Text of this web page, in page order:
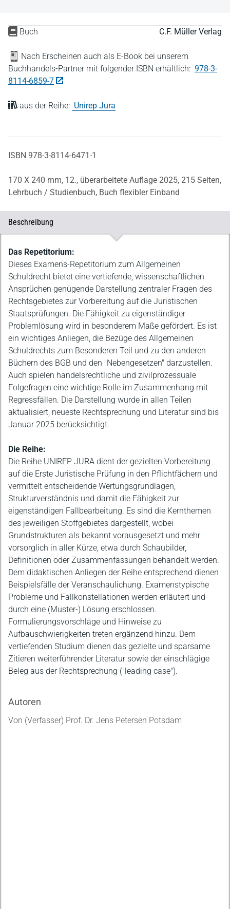
Buch C.F. Müller Verlag
Nach Erscheinen auch als E-Book bei unserem
Buchhandels-Partner mit folgender ISBN erhältlich: 978-3-
8114-6859-7
aus der Reihe: Unirep Jura
ISBN 978-3-8114-6471-1
170 X 240 mm, 12., überarbeitete Auflage 2025, 215 Seiten,
Lehrbuch / Studienbuch, Buch flexibler Einband
Beschreibung
Beschreibung
Das Repetitorium:
Dieses Examens-Repetitorium zum Allgemeinen
Schuldrecht bietet eine vertiefende, wissenschaftlichen
Ansprüchen genügende Darstellung zentraler Fragen des
Rechtsgebietes zur Vorbereitung auf die Juristischen
Staatsprüfungen. Die Fähigkeit zu eigenständiger
Problemlösung wird in besonderem Maße gefördert. Es ist
ein wichtiges Anliegen, die Bezüge des Allgemeinen
Schuldrechts zum Besonderen Teil und zu den anderen
Büchern des BGB und den "Nebengesetzen" darzustellen.
Auch spielen handelsrechtliche und zivilprozessuale
Folgefragen eine wichtige Rolle im Zusammenhang mit
Regressfällen. Die Darstellung wurde in allen Teilen
aktualisiert, neueste Rechtsprechung und Literatur sind bis
Januar 2025 berücksichtigt.
Die Reihe:
Die Reihe UNIREP JURA dient der gezielten Vorbereitung
auf die Erste Juristische Prüfung in den Pflichtfächern und
vermittelt entscheidende Wertungsgrundlagen,
Strukturverständnis und damit die Fähigkeit zur
eigenständigen Fallbearbeitung. Es sind die Kernthemen
des jeweiligen Stoffgebietes dargestellt, wobei
Grundstrukturen als bekannt vorausgesetzt und mehr
vorsorglich in aller Kürze, etwa durch Schaubilder,
Definitionen oder Zusammenfassungen behandelt werden.
Dem didaktischen Anliegen der Reihe entsprechend dienen
Beispielsfälle der Veranschaulichung. Examenstypische
Probleme und Fallkonstellationen werden erläutert und
durch eine (Muster-) Lösung erschlossen.
Formulierungsvorschläge und Hinweise zu
Aufbauschwierigkeiten treten ergänzend hinzu. Dem
vertiefenden Studium dienen das gezielte und sparsame
Zitieren weiterführender Literatur sowie der einschlägige
Beleg aus der Rechtsprechung ("leading case").
Autoren
Von (Verfasser) Prof. Dr. Jens Petersen Potsdam